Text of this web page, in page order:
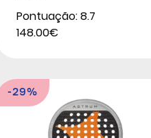
Pontuação: 8.7
148.00€
-29%